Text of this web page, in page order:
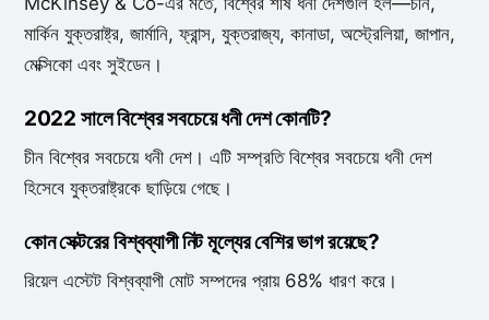
মার্কিন যুক্তরাষ্ট্র, জার্মানি, ফ্রান্স, যুক্তরাজ্য, কানাডা, অস্ট্রেলিয়া, জাপান,
মেক্সিকো এবং সুইডেন।
2022 সালে বিশ্বের সবচেয়ে ধনী দেশ কোনটি?
চীন বিশ্বের সবচেয়ে ধনী দেশ। এটি সম্প্রতি বিশ্বের সবচেয়ে ধনী দেশ
হিসেবে যুক্তরাষ্ট্রকে ছাড়িয়ে গেছে।
কোন সেক্টরের বিশ্বব্যাপী নিট মূল্যের বেশির ভাগ রয়েছে?
রিয়েল এস্টেট বিশ্বব্যাপী মোট সম্পদের প্রায় 68% ধারণ করে।